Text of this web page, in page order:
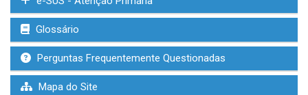
Glossário
Perguntas Frequentemente Questionadas
Mapa do Site